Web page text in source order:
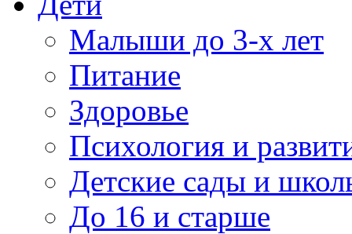
Малыши до 3-х лет
Питание
Здоровье
Психология и
Детские сады и
До 16 и старше